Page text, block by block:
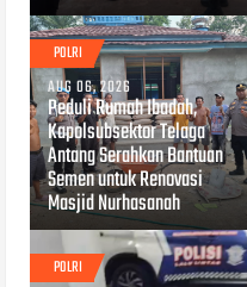
POLRI
AUG 06, 2026
Peduli Rumah Ibadah,
Kapolsubsektor Telaga
Antang Serahkan Bantuan
Semen untuk Renovasi
Masjid Nurhasanah
POLRI